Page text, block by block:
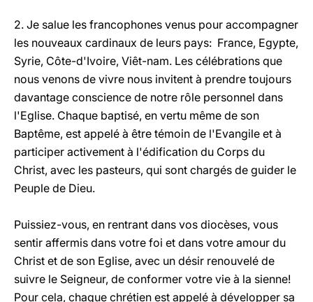
2. Je salue les francophones venus pour accompagner
les nouveaux cardinaux de leurs pays: France, Egypte,
Syrie, Côte-d'Ivoire, Viêt-nam. Les célébrations que
nous venons de vivre nous invitent à prendre toujours
davantage conscience de notre rôle personnel dans
l'Eglise. Chaque baptisé, en vertu même de son
Baptême, est appelé à être témoin de l'Evangile et à
participer activement à l'édification du Corps du
Christ, avec les pasteurs, qui sont chargés de guider le
Peuple de Dieu.
Puissiez-vous, en rentrant dans vos diocèses, vous
sentir affermis dans votre foi et dans votre amour du
Christ et de son Eglise, avec un désir renouvelé de
suivre le Seigneur, de conformer votre vie à la sienne!
Pour cela, chaque chrétien est appelé à développer sa